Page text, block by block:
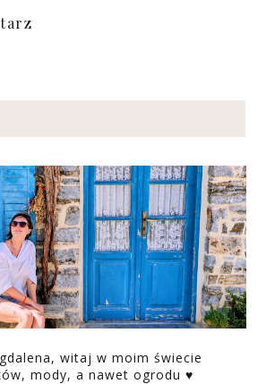
witaj w moim świecie
mody, a nawet ogrodu ♥